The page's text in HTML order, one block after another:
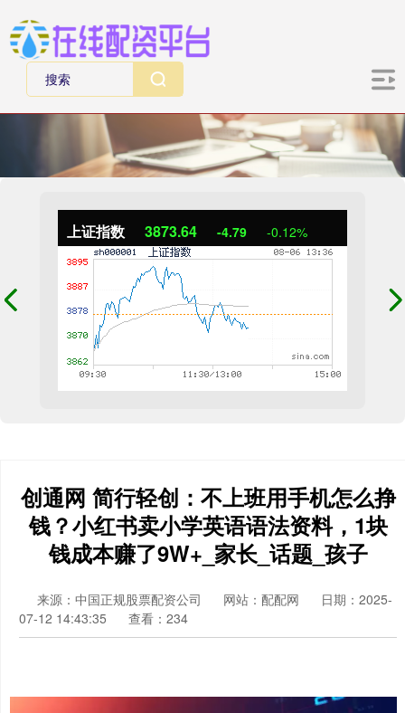
上证指数 3873.64 -4.79 -0.12%
创通网 简行轻创：不上班用手机怎么挣
钱？小红书卖小学英语语法资料，1块
钱成本赚了9W+_家长_话题_孩子
来源：中国正规股票配资公司 网站：配配网
日期：2025-
07-12 14:43:35
查看：234